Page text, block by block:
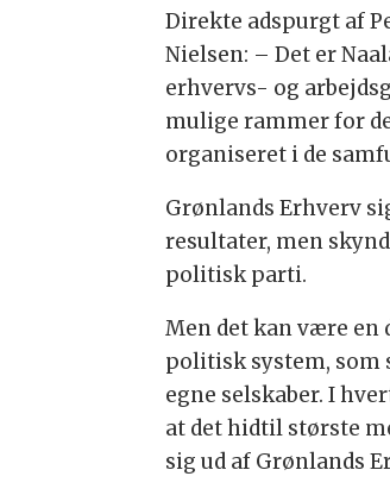
Direkte adspurgt af
Nielsen: – Det er
erhvervs- og
mulige rammer for
organiseret i de
Grønlands Erhverv
resultater, men
politisk parti.
Men det kan være
politisk system, som
egne selskaber. I
at det hidtil største
sig ud af Grønlands